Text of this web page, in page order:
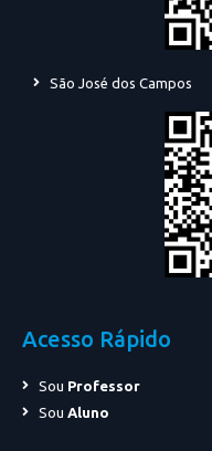
São José dos Campos
Acesso Rápido
Sou Professor
Sou Aluno